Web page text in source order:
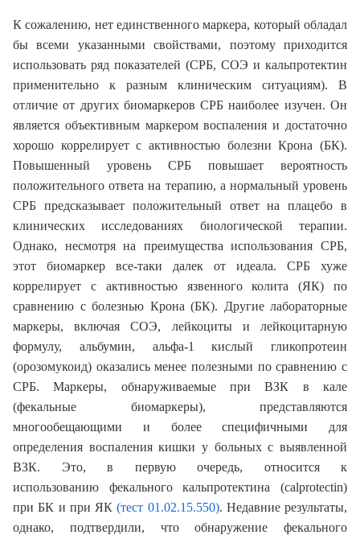
К сожалению, нет единственного маркера, который обладал
бы всеми указанными свойствами, поэтому приходится
использовать ряд показателей (CРБ, СОЭ и кальпротектин
применительно к разным клиническим ситуациям). В
отличие от других биомаркеров СРБ наиболее изучен. Он
является объективным маркером воспаления и достаточно
хорошо коррелирует с активностью болезни Крона (БК).
Повышенный уровень СРБ повышает вероятность
положительного ответа на терапию, а нормальный уровень
СРБ предсказывает положительный ответ на плацебо в
клинических исследованиях биологической терапии.
Однако, несмотря на преимущества использования СРБ,
этот биомаркер все-таки далек от идеала. СРБ хуже
коррелирует с активностью язвенного колита (ЯК) по
сравнению с болезнью Крона (БК). Другие лабораторные
маркеры, включая СОЭ, лейкоциты и лейкоцитарную
формулу, альбумин, альфа-1 кислый гликопротеин
(орозомукоид) оказались менее полезными по сравнению с
СРБ. Маркеры, обнаруживаемые при ВЗК в кале
(фекальные биомаркеры), представляются
многообещающими и более специфичными для
определения воспаления кишки у больных с выявленной
ВЗК. Это, в первую очередь, относится к
использованию фекального кальпротектина (calprotectin)
при БК и при ЯК(тест 01.02.15.550). Недавние результаты,
однако, подтвердили, что обнаружение фекального